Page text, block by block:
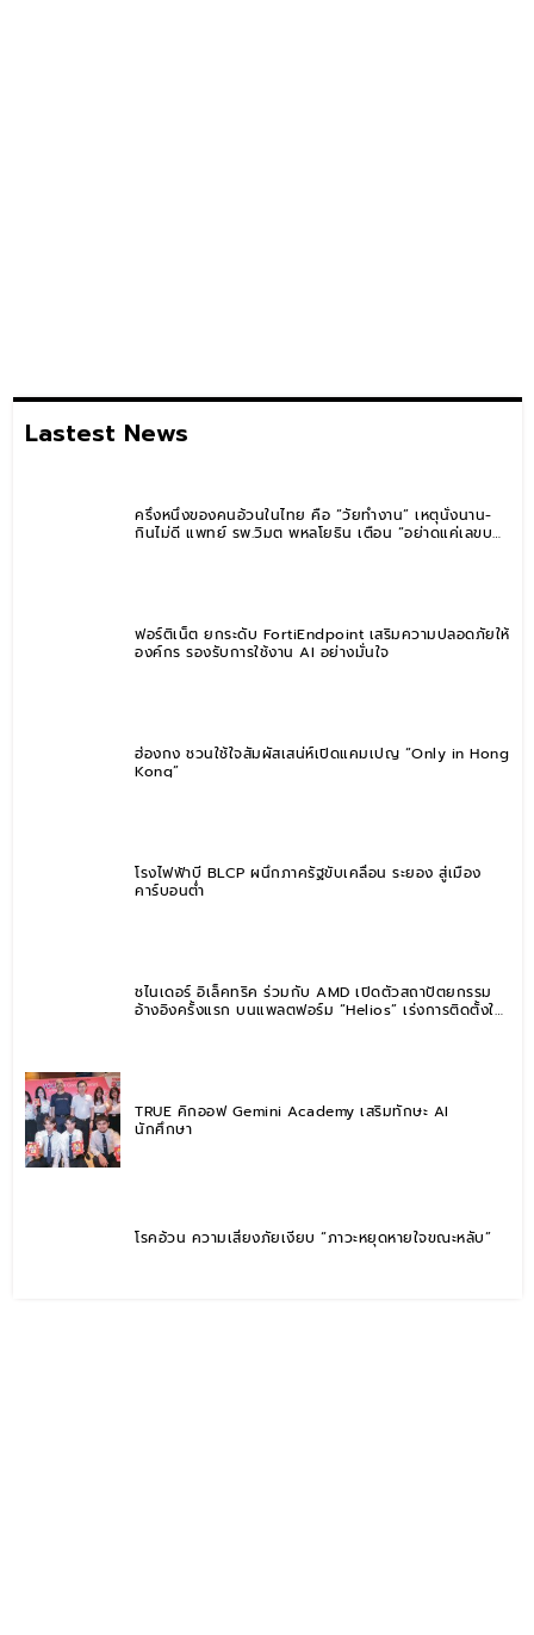
Lastest News
ครึ่งหนึ่งของคนอ้วนในไทย คือ “วัยทำงาน” เหตุนั่งนาน-
กินไม่ดี แพทย์ รพ.วิมุต พหลโยธิน เตือน “อย่าดูแค่เลขบน
ฟอร์ติเน็ต ยกระดับ FortiEndpoint เสริมความปลอดภัยให้
องค์กร รองรับการใช้งาน AI อย่างมั่นใจ
ฮ่องกง ชวนใช้ใจสัมผัสเสน่ห์เปิดแคมเปญ “Only in Hong
Kong”
โรงไฟฟ้าบี BLCP ผนึกภาครัฐขับเคลื่อน ระยอง สู่เมือง
คาร์บอนต่ำ
ชไนเดอร์ อิเล็คทริค ร่วมกับ AMD เปิดตัวสถาปัตยกรรม
อ้างอิงครั้งแรก บนแพลตฟอร์ม “Helios” เร่งการติดตั้งใช้
TRUE คิกออฟ Gemini Academy เสริมทักษะ AI
นักศึกษา
โรคอ้วน ความเสี่ยงภัยเงียบ “ภาวะหยุดหายใจขณะหลับ”